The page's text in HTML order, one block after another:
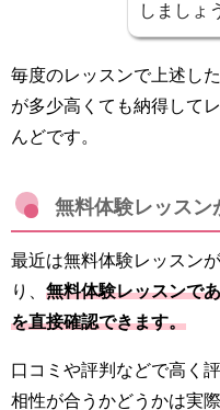
しましょ
毎度のレッスンで上述し
が多少高くても納得して
んどです。
無料体験レッスン
最近は無料体験レッスン
り、 無料体験レッスンで
を直接確認できます。
口コミや評判などで高く
相性が合うかどうかは実